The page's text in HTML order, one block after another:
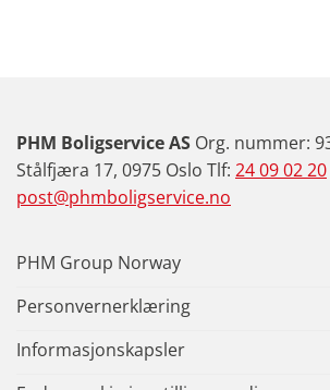
PHM Boligservice AS Org. nummer:
Stålfjæra 17, 0975 Oslo Tlf: 24 09 02 20
post@phmboligservice.no
PHM Group Norway
Personvernerklæring
Informasjonskapsler